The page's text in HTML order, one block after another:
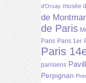
d'Orsay musée
de
de Paris
Paris Paris 1er
Paris
parisiens
Perpignan